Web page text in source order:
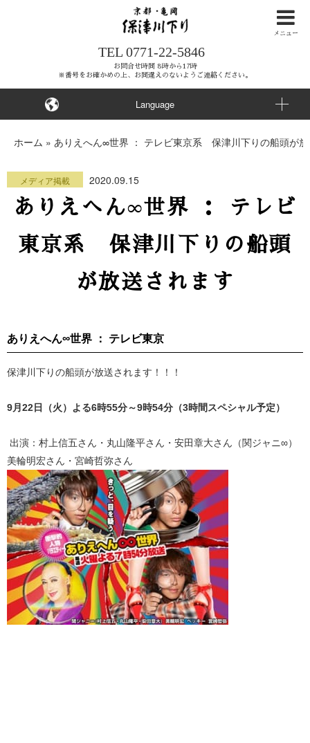
ナ
ビ
ゲ
ー
ョ
ン
プ
メニュー
Language
TEL 0771-22-5846
お問合せ時間 8時から17時
※番号をお確かめの上、お間違えのないようご連絡ください。
ホーム » ありえへん∞世界 ： テレビ東京系 保津川下りの船頭が
メディア掲載 2020.09.15
ありえへん∞世界 ： テレビ
東京系 保津川下りの船頭
が放送されます
ありえへん∞世界 ： テレビ東京
保津川下りの船頭が放送されます！！！
9月22日（火）よる6時55分～9時54分（3時間スペシャル予定）
出演：村上信五さん・丸山隆平さん ・安田章大さん（関ジャニ∞）
美輪明宏さん・宮崎哲弥さん